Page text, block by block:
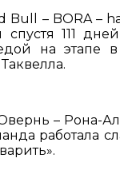
Bull – BORA
111
на
– Рона-
работала